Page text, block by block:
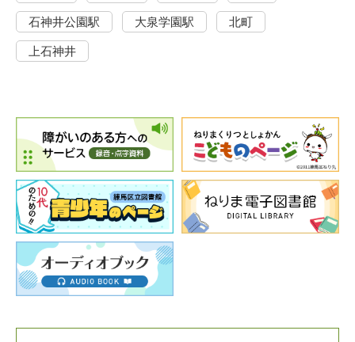
石神井公園駅 大泉学園駅 北町
上石神井